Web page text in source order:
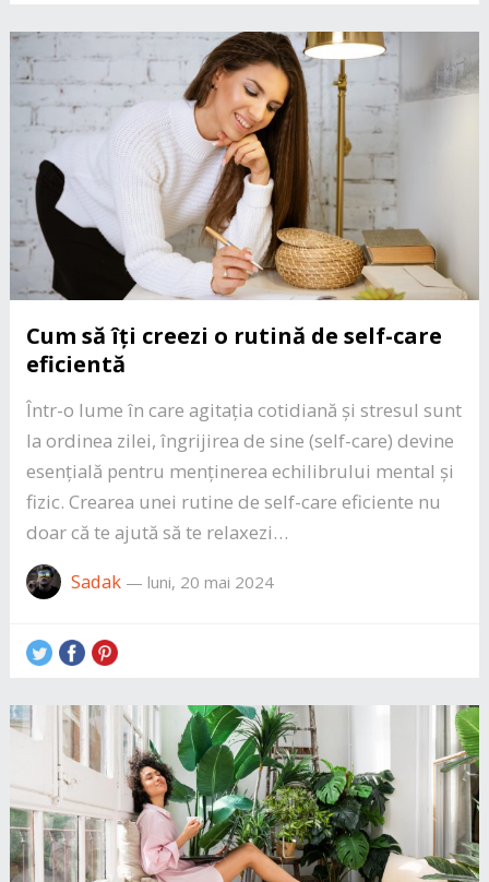
Cum să îți creezi o rutină de self-care
eficientă
Într-o lume în care agitația cotidiană și stresul sunt
la ordinea zilei, îngrijirea de sine (self-care) devine
esențială pentru menținerea echilibrului mental și
fizic. Crearea unei rutine de self-care eficiente nu
doar că te ajută să te relaxezi…
Sadak— luni, 20 mai 2024